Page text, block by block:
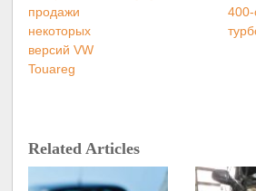
продажи
некоторых
версий VW
Touareg
Related Articles